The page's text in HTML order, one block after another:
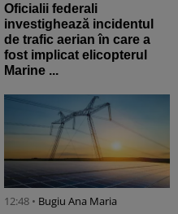
Oficialii federali
investighează incidentul
de trafic aerian în care a
fost implicat elicopterul
Marine ...
12:48 • Bugiu ⁠Ana Maria